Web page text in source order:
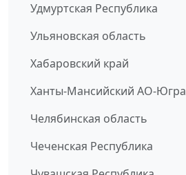
Удмуртская Республика
Ульяновская область
Хабаровский край
Ханты-Мансийский АО-Югра
Челябинская область
Чеченская Республика